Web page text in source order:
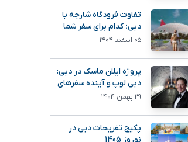
تفاوت فرودگاه شارجه با
دبی؛ کدام برای سفر شما
انتخاب بهتری است؟
۰۵ اسفند ۱۴۰۴
پروژه ایلان ماسک در دبی:
دبی لوپ و آینده سفرهای
فوق سریع
۲۹ بهمن ۱۴۰۴
پکیج تفریحات دبی در